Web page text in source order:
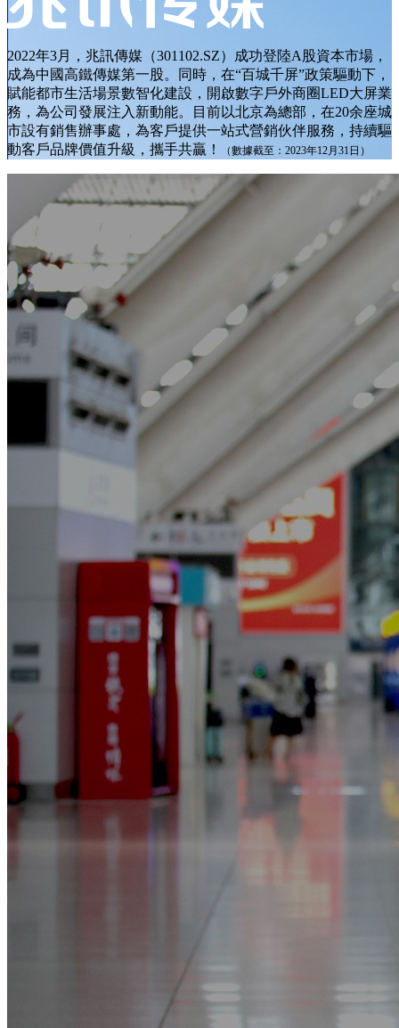
2022年3月，兆訊傳媒（301102.SZ）成功登陸A股資本市場，
成為中國高鐵傳媒第一股。同時，在“百城千屏”政策驅動下，
賦能都市生活場景數智化建設，開啟數字戶外商圈LED大屏業
務，為公司發展注入新動能。目前以北京為總部，在20余座城
市設有銷售辦事處，為客戶提供一站式營銷伙伴服務，持續驅
動客戶品牌價值升級，攜手共贏！
（數據截至：2023年12月31日）